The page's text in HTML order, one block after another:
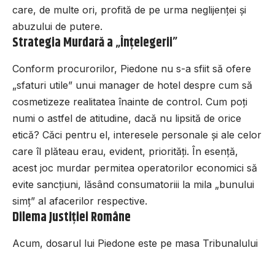
care, de multe ori, profită de pe urma neglijenței și
abuzului de putere.
Strategia Murdară a „Înțelegerii”
Conform procurorilor, Piedone nu s-a sfiit să ofere
„sfaturi utile” unui manager de hotel despre cum să
cosmetizeze realitatea înainte de control. Cum poți
numi o astfel de atitudine, dacă nu lipsită de orice
etică? Căci pentru el, interesele personale și ale celor
care îl plăteau erau, evident, priorități. În esență,
acest joc murdar permitea operatorilor economici să
evite sancțiuni, lăsând consumatoriii la mila „bunului
simț” al afacerilor respective.
Dilema Justiției Române
Acum, dosarul lui Piedone este pe masa Tribunalului